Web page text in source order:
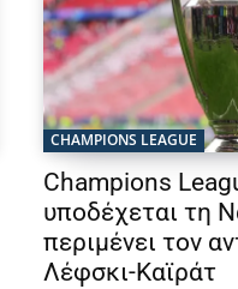
CHAMPIONS LEAGUE
Champions
υποδέχεται τη
περιμένει τον
Λέφσκι-Καϊράτ